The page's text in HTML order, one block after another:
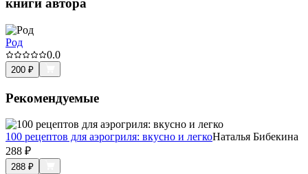
книги автора
Род
0.0
200 ₽
Рекомендуемые
100 рецептов для аэрогриля: вкусно и легкоНаталья Бибекина
288 ₽
288 ₽